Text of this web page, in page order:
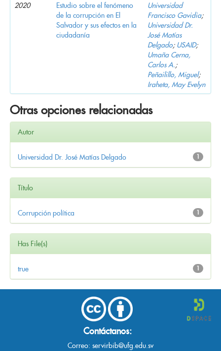
2020
Estudio sobre el fenómeno
de la corrupción en El
Salvador y sus efectos en la
ciudadanía
Universidad
Francisco Gavidia;
Universidad Dr.
José Matías
Delgado; USAID;
Umaña Cerna,
Carlos A.;
Peñailillo, Miguel;
Iraheta, May Evelyn
Otras opciones relacionadas
Autor
1
Universidad Dr. José Matías Delgado
Título
1
Corrupción política
Has File(s)
1
true
Contáctanos:
Correo: servirbib@ufg.edu.sv